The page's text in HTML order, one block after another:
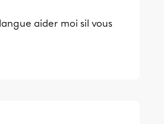
aider moi sil vous